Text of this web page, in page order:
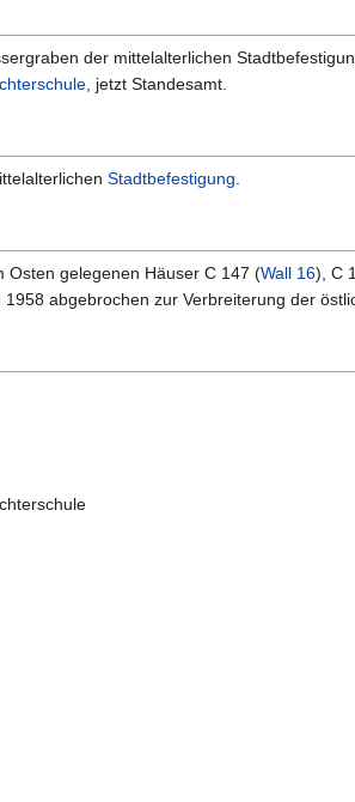
der mittelalterlichen
, jetzt Standesamt.
Stadtbefestigung.
Osten gelegenen Häuser C 147 (Wall 16), C
abgebrochen zur Verbreiterung der